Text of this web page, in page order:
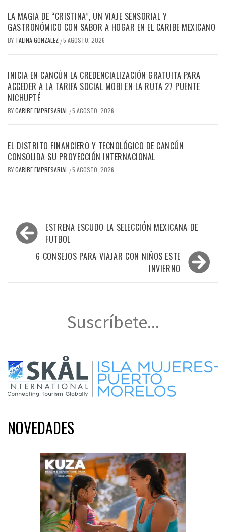
LA MAGIA DE “CRISTINA”, UN VIAJE SENSORIAL Y
GASTRONÓMICO CON SABOR A HOGAR EN EL CARIBE MEXICANO
BY TALINA GONZALEZ /5 AGOSTO, 2026
INICIA EN CANCÚN LA CREDENCIALIZACIÓN GRATUITA PARA
ACCEDER A LA TARIFA SOCIAL MOBI EN LA RUTA 27 PUENTE
NICHUPTÉ
BYCARIBE EMPRESARIAL /5 AGOSTO, 2026
EL DISTRITO FINANCIERO Y TECNOLÓGICO DE CANCÚN
CONSOLIDA SU PROYECCIÓN INTERNACIONAL
BYCARIBE EMPRESARIAL /5 AGOSTO, 2026
Navegación
de
entradas
ESTRENA ESCUDO LA SELECCIÓN MEXICANA DE
FUTBOL
6 CONSEJOS PARA VIAJAR CON NIÑOS ESTE
INVIERNO
Suscríbete...
NOVEDADES